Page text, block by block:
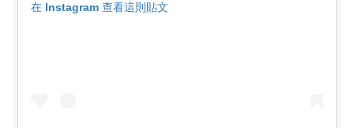
在 Instagram 查看這則貼文